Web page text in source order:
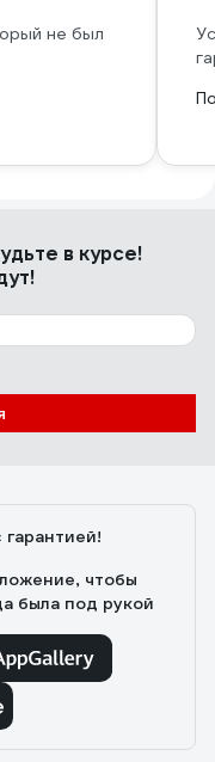
не был
в курсе!
чтобы
была под рукой